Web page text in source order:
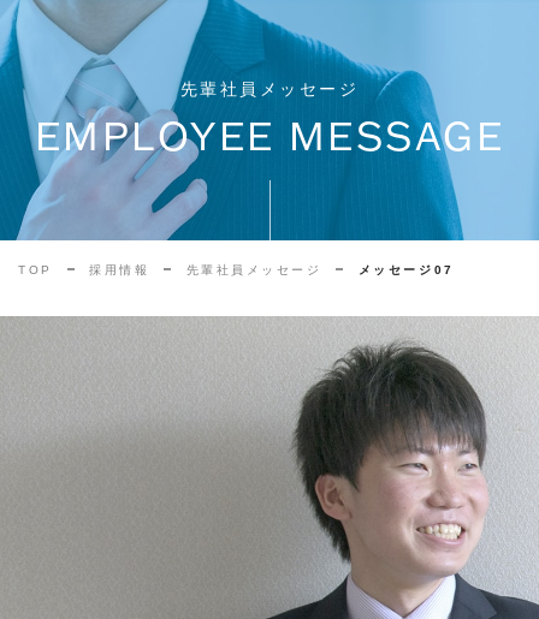
先輩社員メッセージ
EMPLOYEE MESSAGE
TOP 採用情報 先輩社員メッセージ メッセージ07